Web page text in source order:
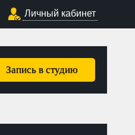
Личный кабинет
Запись в студию